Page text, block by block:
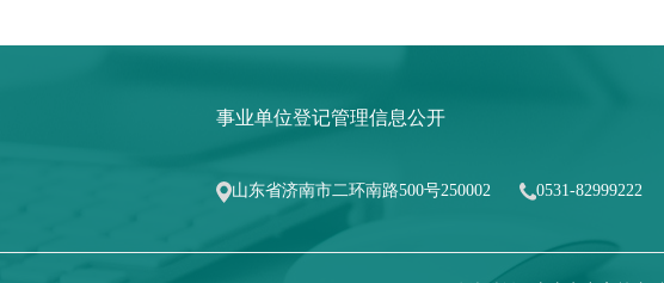
事业单位登记管理信息公开
山东省济南市二环南路500号250002 0531-82999222